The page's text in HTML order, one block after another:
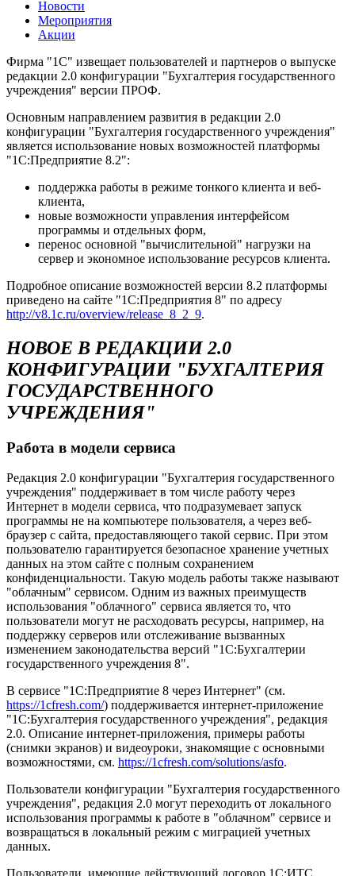
Новости
Мероприятия
Акции
Фирма "1С" извещает пользователей и партнеров о выпуске
редакции 2.0 конфигурации "Бухгалтерия государственного
учреждения" версии ПРОФ.
Основным направлением развития в редакции 2.0
конфигурации "Бухгалтерия государственного учреждения"
является использование новых возможностей платформы
"1С:Предприятие 8.2":
поддержка работы в режиме тонкого клиента и веб-
клиента,
новые возможности управления интерфейсом
программы и отдельных форм,
перенос основной "вычислительной" нагрузки на
сервер и экономное использование ресурсов клиента.
Подробное описание возможностей версии 8.2 платформы
приведено на сайте "1С:Предприятия 8" по адресу
http://v8.1c.ru/overview/release_8_2_9.
НОВОЕ В РЕДАКЦИИ 2.0
КОНФИГУРАЦИИ "БУХГАЛТЕРИЯ
ГОСУДАРСТВЕННОГО
УЧРЕЖДЕНИЯ"
Работа в модели сервиса
Редакция 2.0 конфигурации "Бухгалтерия государственного
учреждения" поддерживает в том числе работу через
Интернет в модели сервиса, что подразумевает запуск
программы не на компьютере пользователя, а через веб-
браузер с сайта, предоставляющего такой сервис. При этом
пользователю гарантируется безопасное хранение учетных
данных на этом сайте с полным сохранением
конфиденциальности. Такую модель работы также называют
"облачным" сервисом. Одним из важных преимуществ
использования "облачного" сервиса является то, что
пользователи могут не расходовать ресурсы, например, на
поддержку серверов или отслеживание вызванных
изменением законодательства версий "1С:Бухгалтерии
государственного учреждения 8".
В сервисе "1С:Предприятие 8 через Интернет" (см.
https://1cfresh.com/) поддерживается интернет-приложение
"1С:Бухгалтерия государственного учреждения", редакция
2.0. Описание интернет-приложения, примеры работы
(снимки экранов) и видеоуроки, знакомящие с основными
возможностями, см. https://1cfresh.com/solutions/asfo.
Пользователи конфигурации "Бухгалтерия государственного
учреждения", редакция 2.0 могут переходить от локального
использования программы к работе в "облачном" сервисе и
возвращаться в локальный режим с миграцией учетных
данных.